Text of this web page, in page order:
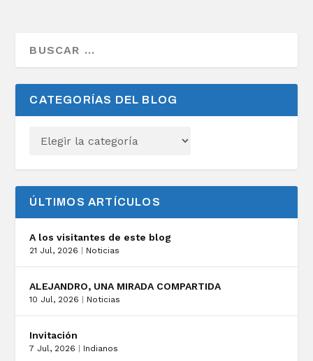
CATEGORÍAS DEL BLOG
ÚLTIMOS ARTÍCULOS
A los visitantes de este blog
21 Jul, 2026 Noticias
ALEJANDRO, UNA MIRADA COMPARTIDA
10 Jul, 2026 Noticias
Invitación
7 Jul, 2026 Indianos